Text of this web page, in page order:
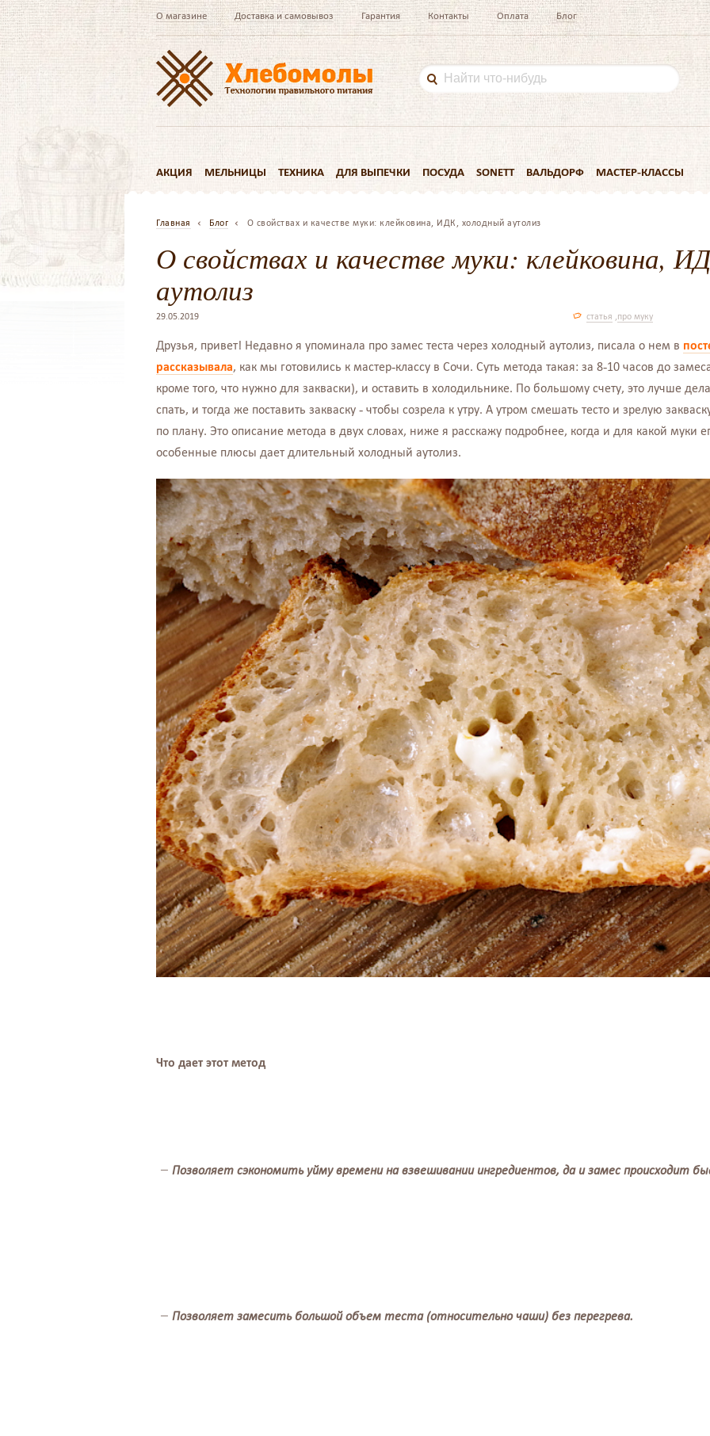
О магазине Доставка и самовывоз Гарантия Контакты Оплата Блог
АКЦИЯ МЕЛЬНИЦЫ ТЕХНИКА ДЛЯ ВЫПЕЧКИ ПОСУДА SONETT ВАЛЬДОРФ МАСТЕР-КЛАССЫ
Главная Блог О свойствах и качестве муки: клейковина, ИДК, холодный аутолиз
О свойствах и качестве муки: клейковина,
аутолиз
29.05.2019 статья ,про муку
Друзья, привет! Недавно я упоминала про замес теста через холодный аутолиз, писала о нем в
рассказывала, как мы готовились к мастер-классу в Сочи. Суть метода такая: за 8-10 часов до
кроме того, что нужно для закваски), и оставить в холодильнике. По большому счету, это лучше
спать, и тогда же поставить закваску - чтобы созрела к утру. А утром смешать тесто и зрелую
по плану. Это описание метода в двух словах, ниже я расскажу подробнее, когда и для какой муки
особенные плюсы дает длительный холодный аутолиз.
Что дает этот метод
Позволяет сэкономить уйму времени на взвешивании ингредиентов, да и замес происходит
Позволяет замесить большой объем теста (относительно чаши) без перегрева.